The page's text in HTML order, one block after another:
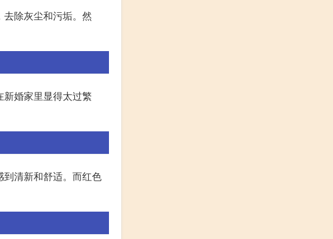
除灰尘和污垢。然
婚家里显得太过繁
清新和舒适。而红色